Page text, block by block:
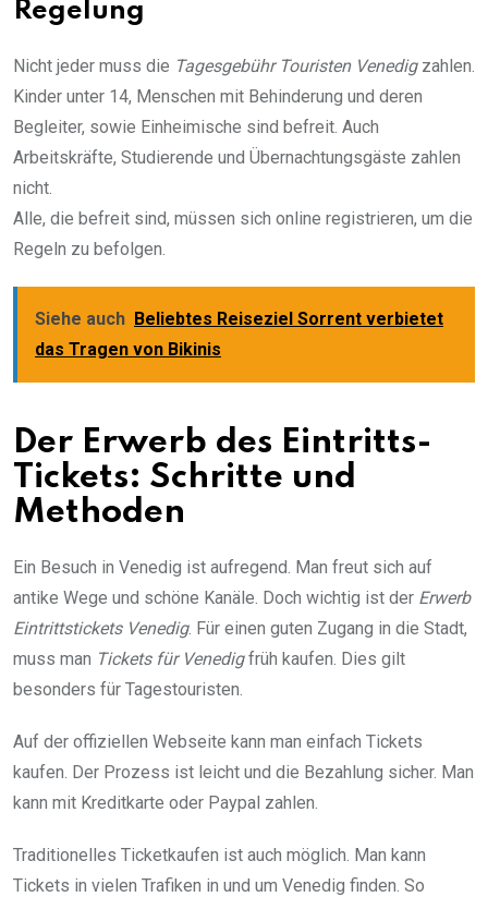
Regelung
Nicht jeder muss die Tagesgebühr Touristen Venedigzahlen.
Kinder unter 14, Menschen mit Behinderung und deren
Begleiter, sowie Einheimische sind befreit. Auch
Arbeitskräfte, Studierende und Übernachtungsgäste zahlen
nicht.
Alle, die befreit sind, müssen sich online registrieren, um die
Regeln zu befolgen.
Siehe auch Beliebtes Reiseziel Sorrent verbietet
das Tragen von Bikinis
Der Erwerb des Eintritts-
Tickets: Schritte und
Methoden
Ein Besuch in Venedig ist aufregend. Man freut sich auf
antike Wege und schöne Kanäle. Doch wichtig ist der Erwerb
Eintrittstickets Venedig. Für einen guten Zugang in die Stadt,
muss man Tickets für Venedigfrüh kaufen. Dies gilt
besonders für Tagestouristen.
Auf der offiziellen Webseite kann man einfach Tickets
kaufen. Der Prozess ist leicht und die Bezahlung sicher. Man
kann mit Kreditkarte oder Paypal zahlen.
Traditionelles Ticketkaufen ist auch möglich. Man kann
Tickets in vielen Trafiken in und um Venedig finden. So